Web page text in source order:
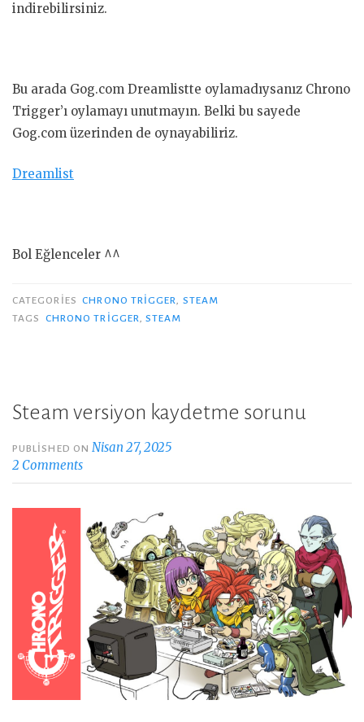
indirebilirsiniz.
Bu arada Gog.com Dreamlistte oylamadıysanız Chrono
Trigger’ı oylamayı unutmayın. Belki bu sayede
Gog.com üzerinden de oynayabiliriz.
Dreamlist
Bol Eğlenceler ^^
CATEGORIES CHRONO TRIGGER, STEAM
TAGS
CHRONO TRIGGER,STEAM
Steam versiyon kaydetme sorunu
PUBLISHED ONNisan 27, 2025
2 Comments